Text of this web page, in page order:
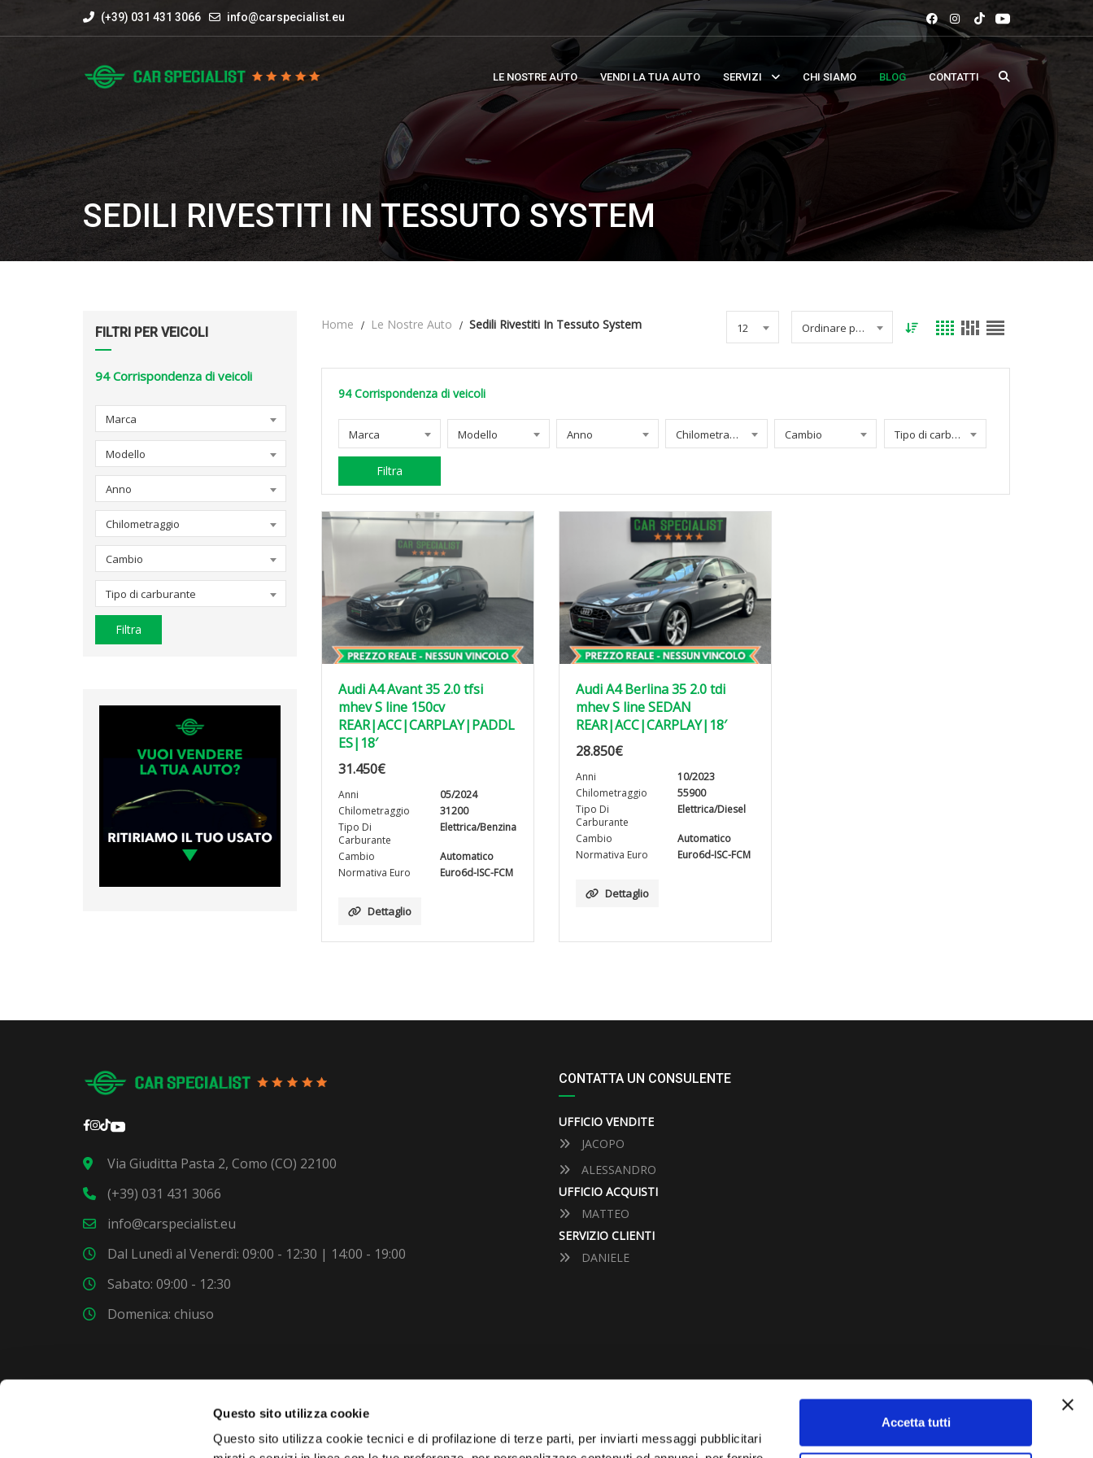
Questo sito utilizza cookie
Questo sito utilizza cookie tecnici e di profilazione di terze parti, per inviarti messaggi pubblicitari
Accetta tutti
(+39) 031 431 3066 info@carspecialist.eu
LE NOSTRE AUTO VENDI LA TUA AUTO SERVIZI CHI SIAMO BLOG CONTATTI
SEDILI RIVESTITI IN TESSUTO SYSTEM
FILTRI PER VEICOLI
94 Corrispondenza di veicoli
Marca
Modello
Anno
Chilometraggio
Cambio
Tipo di carburante
Filtra
Home Le Nostre Auto Sedili Rivestiti In Tessuto System 12 Ordinare per data
94 Corrispondenza di veicoli
Marca Modello Anno Chilometraggio Cambio Tipo di carburante
Filtra
Audi A4 Avant 35 2.0 tfsi
mhev S line 150cv
REAR|ACC|CARPLAY|PADDL
ES|18′
31.450€
Anni
05/2024
Chilometraggio
31200
Tipo Di
Carburante
Elettrica/Benzina
Cambio
Automatico
Normativa Euro
Euro6d-ISC-FCM
Dettaglio
Audi A4 Berlina 35 2.0 tdi
mhev S line SEDAN
REAR|ACC|CARPLAY|18′
28.850€
Anni
10/2023
Chilometraggio
55900
Tipo Di
Carburante
Elettrica/Diesel
Cambio
Automatico
Normativa Euro
Euro6d-ISC-FCM
Dettaglio
Via Giuditta Pasta 2, Como (CO) 22100
(+39) 031 431 3066
info@carspecialist.eu
Dal Lunedì al Venerdì: 09:00 - 12:30 | 14:00 - 19:00
Sabato: 09:00 - 12:30
Domenica: chiuso
CONTATTA UN CONSULENTE
UFFICIO VENDITE
JACOPO
ALESSANDRO
UFFICIO ACQUISTI
MATTEO
SERVIZIO CLIENTI
DANIELE
VUOI COMPRARE UNA NUOVA AUTO? VUOI VENDERE LA TUA AUTO?